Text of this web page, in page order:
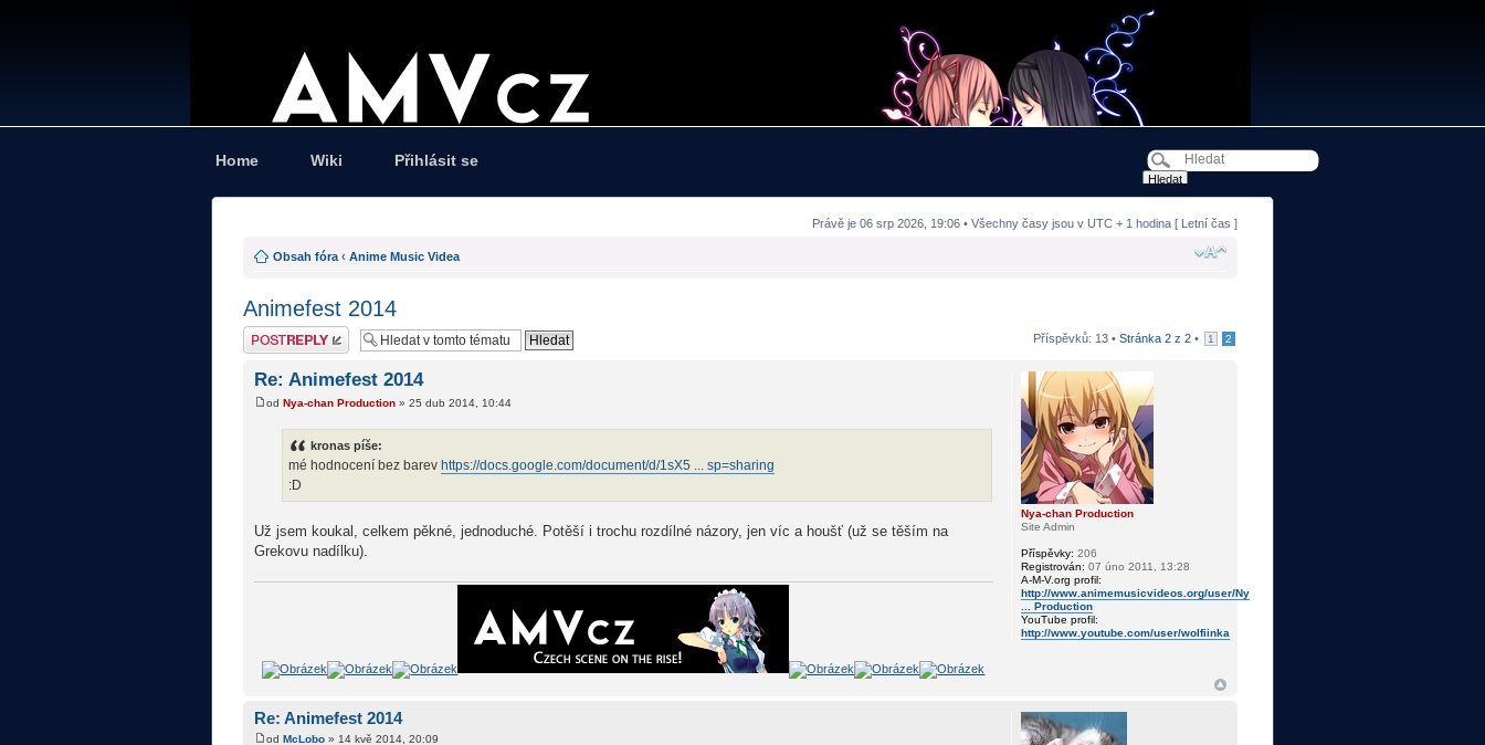
Home Wiki Přihlásit se
Právě je 06 srp 2026, 19:06 • Všechny časy jsou v UTC + 1 hodina [ Letní čas ]
Obsah fóra ‹ Anime Music Videa
Animefest 2014
Odeslat odpověď Příspěvků: 13 • Stránka 2 z 2 • 1 2
Re: Animefest 2014
od Nya-chan Production » 25 dub 2014, 10:44
kronas píše:
mé hodnocení bez barev https://docs.google.com/document/d/1sX5 ... sp=sharing
:D
Už jsem koukal, celkem pěkné, jednoduché. Potěší i trochu rozdílné názory, jen víc a houšť (už se těším na
Grekovu nadílku).
Nya-chan Production
Site Admin
Příspěvky: 206
Registrován: 07 úno 2011, 13:28
A-M-V.org profil:
http://www.animemusicvideos.org/user/Ny
... Production
YouTube profil:
http://www.youtube.com/user/wolfiinka
Re: Animefest 2014
od McLobo » 14 kvě 2014, 20:09